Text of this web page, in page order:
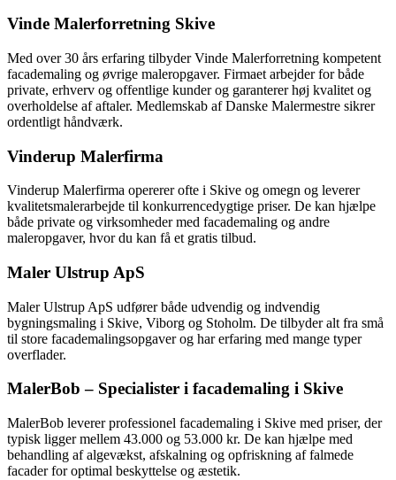
Vinde Malerforretning Skive
Med over 30 års erfaring tilbyder Vinde Malerforretning kompetent
facademaling og øvrige maleropgaver. Firmaet arbejder for både
private, erhverv og offentlige kunder og garanterer høj kvalitet og
overholdelse af aftaler. Medlemskab af Danske Malermestre sikrer
ordentligt håndværk.
Vinderup Malerfirma
Vinderup Malerfirma opererer ofte i Skive og omegn og leverer
kvalitetsmalerarbejde til konkurrencedygtige priser. De kan hjælpe
både private og virksomheder med facademaling og andre
maleropgaver, hvor du kan få et gratis tilbud.
Maler Ulstrup ApS
Maler Ulstrup ApS udfører både udvendig og indvendig
bygningsmaling i Skive, Viborg og Stoholm. De tilbyder alt fra små
til store facademalingsopgaver og har erfaring med mange typer
overflader.
MalerBob – Specialister i facademaling i Skive
MalerBob leverer professionel facademaling i Skive med priser, der
typisk ligger mellem 43.000 og 53.000 kr. De kan hjælpe med
behandling af algevækst, afskalning og opfriskning af falmede
facader for optimal beskyttelse og æstetik.